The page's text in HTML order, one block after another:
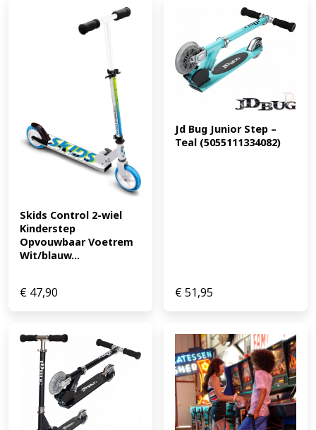
verbeteren. (EAN: 8721475063926)
Skids Control 2-wiel
Kinderstep
Opvouwbaar Voetrem
Wit/blauw...
€ 47,90
Jd Bug Junior Step –
Teal (5055111334082)
€51,95